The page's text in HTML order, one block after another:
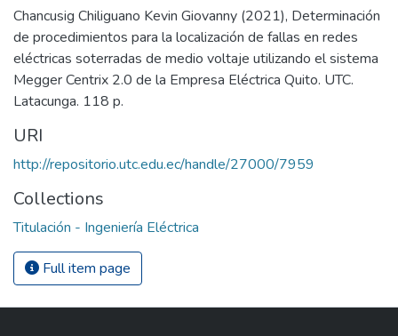
Chancusig Chiliguano Kevin Giovanny (2021), Determinación
de procedimientos para la localización de fallas en redes
eléctricas soterradas de medio voltaje utilizando el sistema
Megger Centrix 2.0 de la Empresa Eléctrica Quito. UTC.
Latacunga. 118 p.
URI
http://repositorio.utc.edu.ec/handle/27000/7959
Collections
Titulación - Ingeniería Eléctrica
Full item page